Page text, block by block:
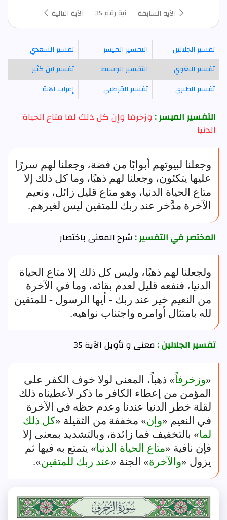
الآية السابقة آية رقم 35 الآية التالية
تفسير الجلالين التفسير الميسر
تفسير السعدي
تفسير البغوي
التفسير الوسيط
تفسير ابن كثير
تفسير الطبري
تفسير القرطبي إعراب الآية
التفسير الميسر : وزخرفا وإن كل ذلك لما متاع الحياة
الدنيا
وجعلنا لبيوتهم أبوابًا من فضة، وجعلنا لهم سررًا
عليها يتكئون، وجعلنا لهم ذهبًا، وما كل ذلك إلا
متاع الحياة الدنيا، وهو متاع قليل زائل، ونعيم
الآخرة مدَّخر عند ربك للمتقين ليس لغيرهم.
المختصر في التفسير :شرح المعنى باختصار
ولجعلنا لهم ذهبًا، وليس كل ذلك إلا متاع الحياة
الدنيا، فنفعه قليل لعدم بقائه، وما في الآخرة
من النعيم خير عند ربك - أيها الرسول - للمتقين
لله بامتثال أوامره واجتناب نواهيه.
تفسير الجلالين :معنى و تأويل الآية 35
«وزخرفاً» ذهباً، المعنى لولا خوف الكفر على
المؤمن من إعطاء الكافر ما ذكر لأعطيناه ذلك
لقلة خطر الدنيا عندنا وعدم حظه في الآخرة
في النعيم «وإن» مخففة من الثقيلة «كل ذلك
لما» بالتخفيف فما زائدة، وبالتشديد بمعنى إلا
فإن نافية «متاع الحياة الدنيا» يتمتع به فيها ثم
يزول «والآخرة» الجنة «عند ربك للمتقين».